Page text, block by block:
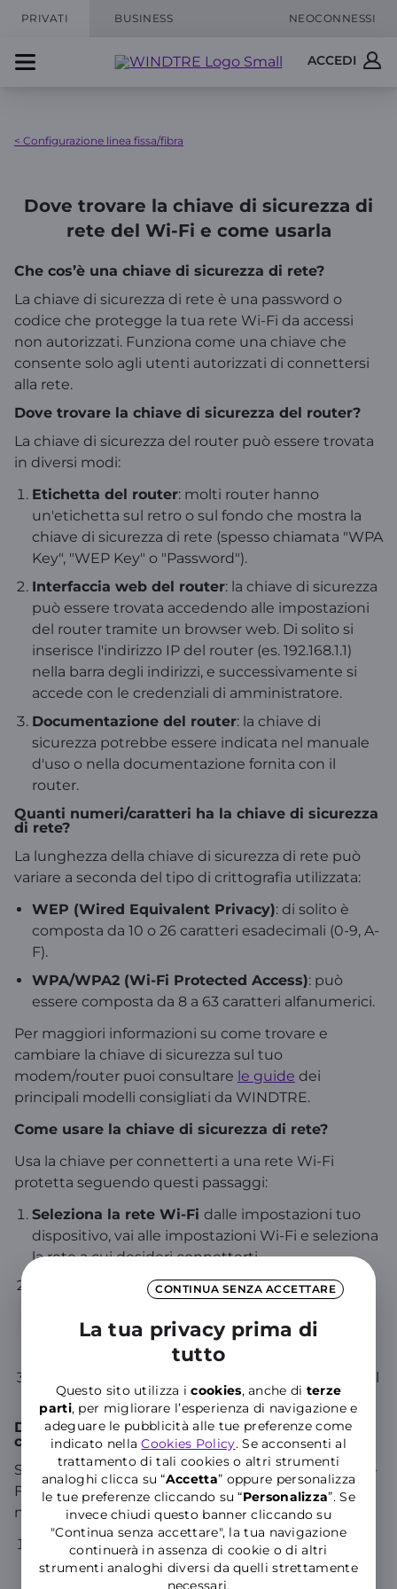
CONTINUA SENZA ACCETTARE
La tua privacy prima di
tutto
Questo sito utilizza icookies, anche di terze
parti, per migliorare l’esperienza di navigazione e
adeguare le pubblicità alle tue preferenze come
indicato nellaCookies Policy. Se acconsenti al
trattamento di tali cookies o altri strumenti
analoghi clicca su “Accetta” oppure personalizza
le tue preferenze cliccando su “Personalizza”. Se
invece chiudi questo banner cliccando su
"Continua senza accettare", la tua navigazione
continuerà in assenza di cookie o di altri
strumenti analoghi diversi da quelli strettamente
necessari.
PRIVATI BUSINESS NEOCONNESSI
ACCEDI
< Configurazione linea fissa/fibra
Dove trovare la chiave di sicurezza di
rete del Wi-Fi e come usarla
Che cos’è una chiave di sicurezza di rete?
La chiave di sicurezza di rete è una password o
codice che protegge la tua rete Wi-Fi da accessi
non autorizzati. Funziona come una chiave che
consente solo agli utenti autorizzati di connettersi
alla rete.
Dove trovare la chiave di sicurezza del router?
La chiave di sicurezza del router può essere trovata
in diversi modi:
Etichetta del router: molti router hanno
un'etichetta sul retro o sul fondo che mostra la
chiave di sicurezza di rete (spesso chiamata "WPA
Key", "WEP Key" o "Password").
Interfaccia web del router: la chiave di sicurezza
può essere trovata accedendo alle impostazioni
del router tramite un browser web. Di solito si
inserisce l'indirizzo IP del router (es. 192.168.1.1)
nella barra degli indirizzi, e successivamente si
accede con le credenziali di amministratore.
Documentazione del router: la chiave di
sicurezza potrebbe essere indicata nel manuale
d'uso o nella documentazione fornita con il
router.
Quanti numeri/caratteri ha la chiave di sicurezza
di rete?
La lunghezza della chiave di sicurezza di rete può
variare a seconda del tipo di crittografia utilizzata:
WEP (Wired Equivalent Privacy): di solito è
composta da 10 o 26 caratteri esadecimali (0-9, A-
F).
WPA/WPA2 (Wi-Fi Protected Access): può
essere composta da 8 a 63 caratteri alfanumerici.
Per maggiori informazioni su come trovare e
cambiare la chiave di sicurezza sul tuo
modem/router puoi consultare le guide dei
principali modelli consigliati da WINDTRE.
Come usare la chiave di sicurezza di rete?
Usa la chiave per connetterti a una rete Wi-Fi
protetta seguendo questi passaggi:
Seleziona la rete Wi-Fi dalle impostazioni tuo
dispositivo, vai alle impostazioni Wi-Fi e seleziona
la rete a cui desideri connetterti.
Inserisci la chiave di sicurezzaquando
esattamente come appare (rispettando
maiuscole e minuscole.
: dopo aver inserito la chiave corretta, il
dispositivo si connetterà alla rete.
Dove trovare la chiave di sicurezza di rete del
cellulare?
Se hai configurato il tuo cellulare come hotspot Wi-
Fi, la chiave di sicurezza di rete può essere trovata
nelle impostazioni del dispositivo:
Nelle impostazioni del cellulare: Vai alle
impostazioni del tuo cellulare e cerca la sezione